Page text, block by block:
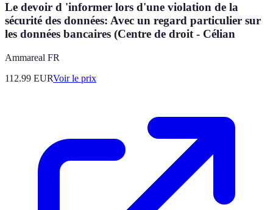
Le devoir d 'informer lors d'une violation de la
sécurité des données: Avec un regard particulier sur
les données bancaires (Centre de droit - Célian
Ammareal FR
112.99 EURVoir le prix